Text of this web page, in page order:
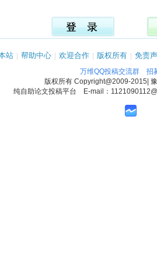
站 | 帮助中心 | 欢迎合作 | 版权所有 | 免责
万维QQ投稿交流群
招
版权所有 Copyright@2009-2015
纯自助论文投稿平台 E-mail：